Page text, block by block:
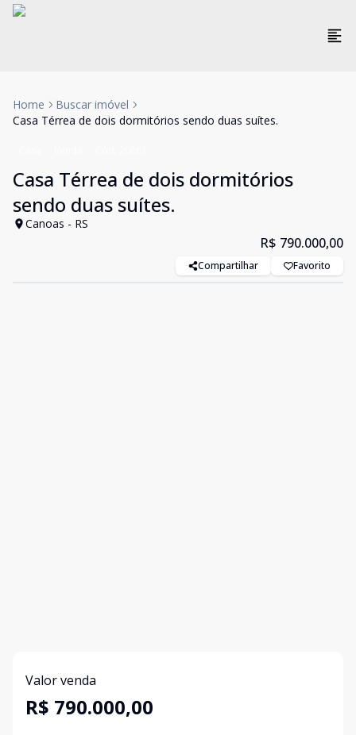
Home
Buscar imóvel
Casa Térrea de dois dormitórios sendo duas suítes.
Casa Térrea de dois dormitórios
sendo duas suítes.
Canoas - RS
R$ 790.000,00
Compartilhar Favorito
Valor venda
R$ 790.000,00